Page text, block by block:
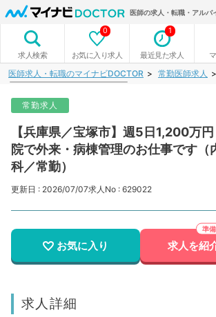
医師の求人・転職・アルバ
求人検索 お気に入り求人
0
最近見た求人
1
医師求人・転職のマイナビDOCTOR 常勤医師求人
常勤求人
【兵庫県／宝塚市】週5日1,200万
院で外来・病棟管理のお仕事です（
科／常勤）
更新日 : 2026/07/07求人No : 629022
お気に入り 求人を紹
求人詳細